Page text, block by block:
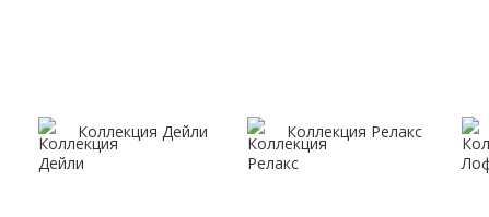
Коллекция Дейли Коллекция Релакс